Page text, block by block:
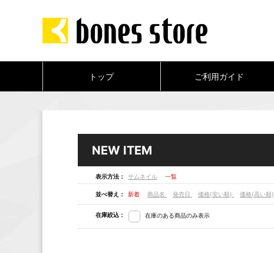
トップ ご利用ガイド
NEW ITEM
表示方法： サムネイル 一覧
並べ替え： 新着 商品名 発売日 価格(安い順) 価格(高い順)
在庫絞込： 在庫のある商品のみ表示